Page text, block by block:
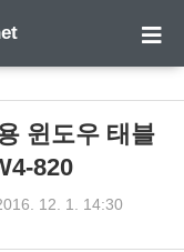
윈도우 태블
820
12. 1. 14:30